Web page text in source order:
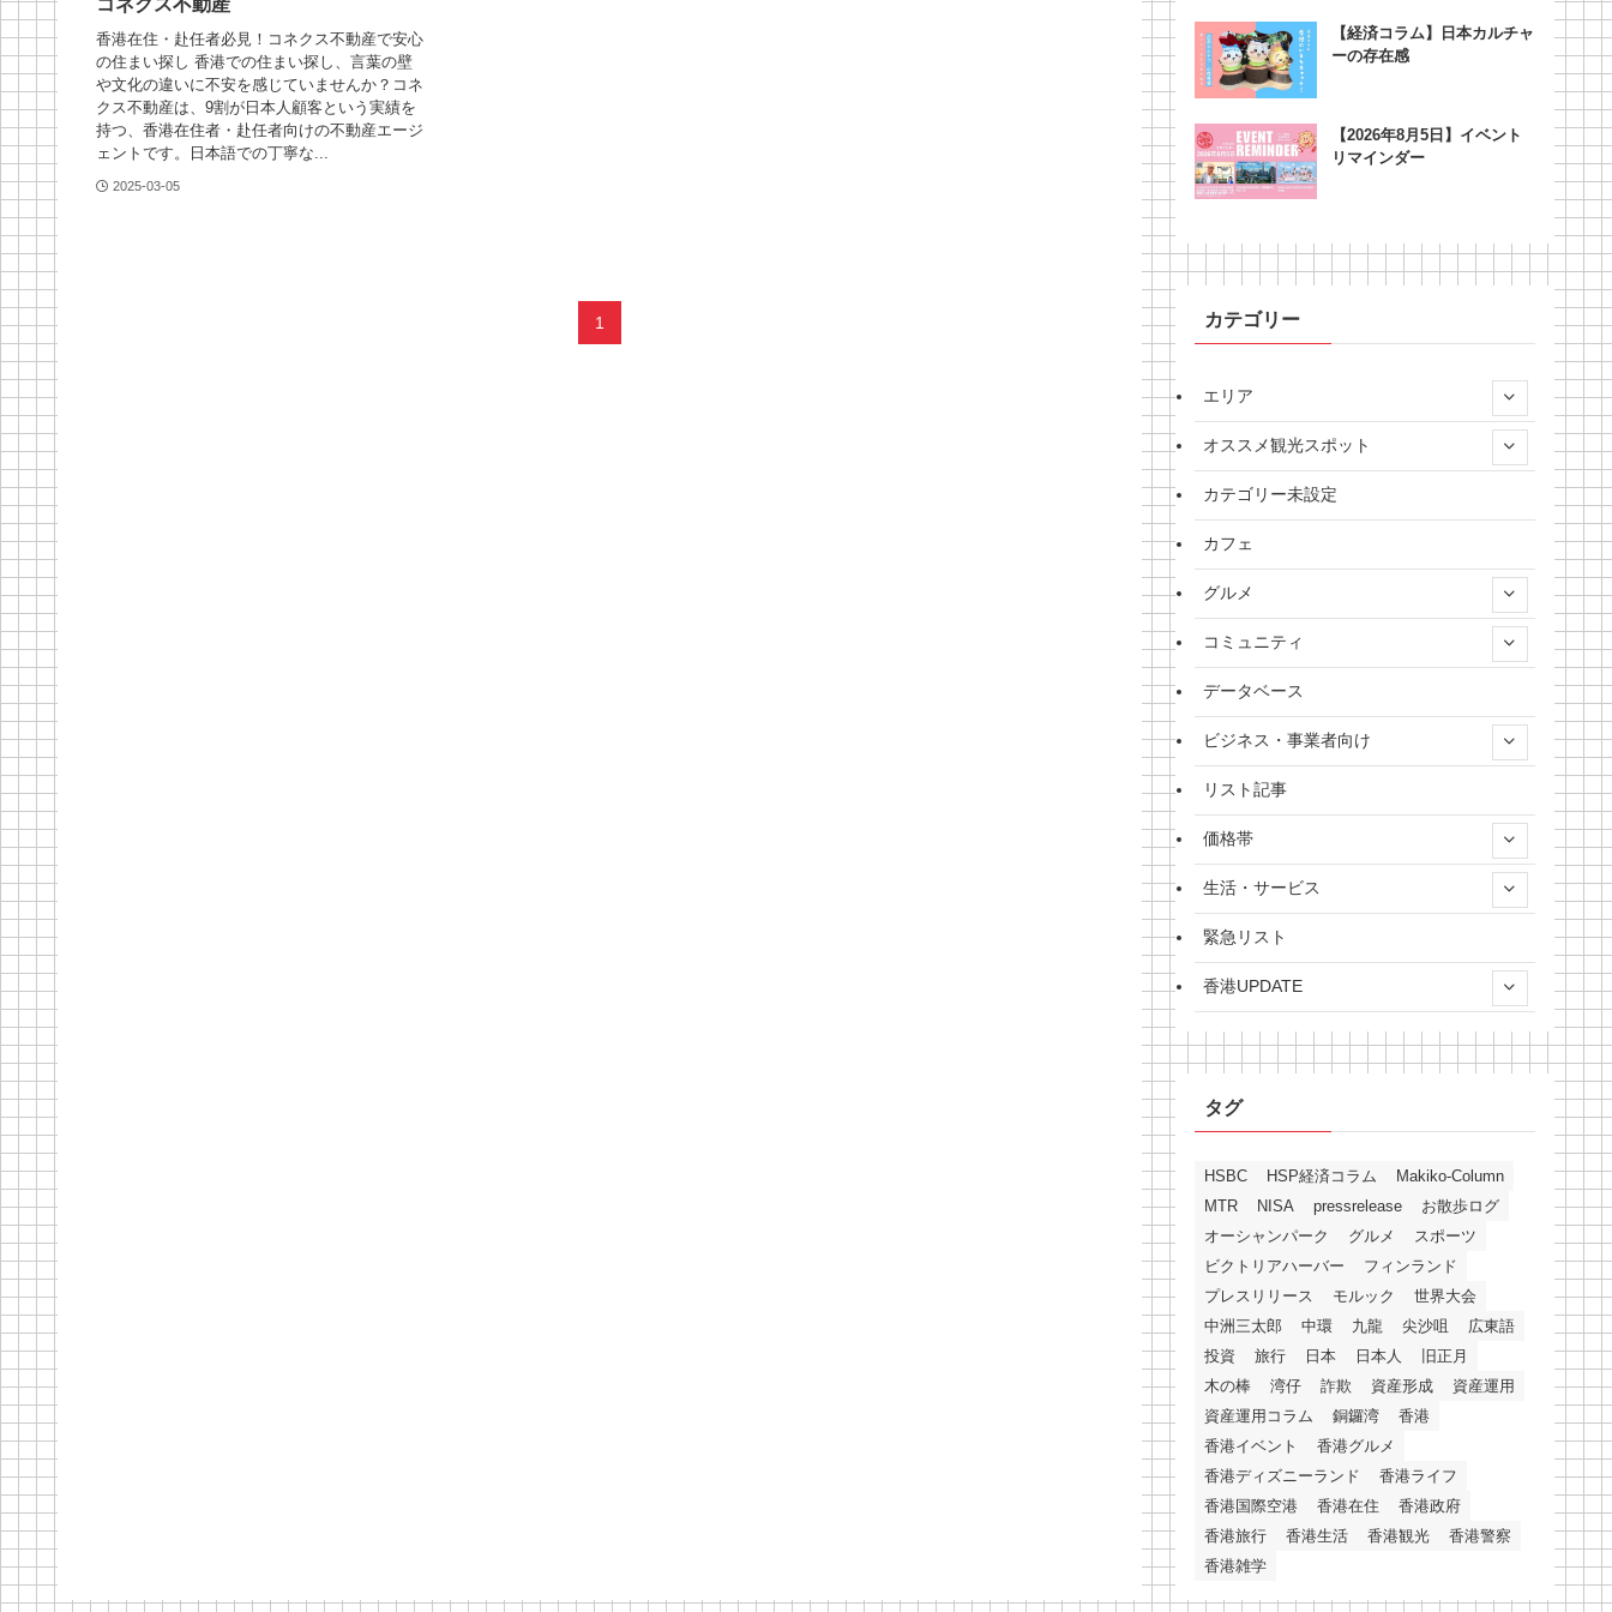
コネクス不動産
香港在住・赴任者必見！コネクス不動産で安心
の住まい探し 香港での住まい探し、言葉の壁
や文化の違いに不安を感じていませんか？コネ
クス不動産は、9割が日本人顧客という実績を
持つ、香港在住者・赴任者向けの不動産エージ
ェントです。日本語での丁寧な...
2025-03-05
1
【経済コラム】日本カルチャ
ーの存在感
【2026年8月5日】イベント
リマインダー
カテゴリー
エリア
オススメ観光スポット
カテゴリー未設定
カフェ
グルメ
コミュニティ
データベース
ビジネス・事業者向け
リスト記事
価格帯
生活・サービス
緊急リスト
香港UPDATE
タグ
HSBC HSP経済コラム
Makiko-Column
MTR
NISA pressrelease
お散歩ログ
オーシャンパーク
グルメ
スポーツ
ビクトリアハーバー
フィンランド
プレスリリース
モルック
世界大会
中洲三太郎
中環 九龍 尖沙咀
広東語
投資
旅行 日本 日本人
旧正月
木の棒
湾仔 詐欺 資産形成
資産運用
資産運用コラム
銅鑼湾
香港
香港イベント
香港グルメ
香港ディズニーランド
香港ライフ
香港国際空港
香港在住
香港政府
香港旅行
香港生活 香港観光
香港警察
香港雑学